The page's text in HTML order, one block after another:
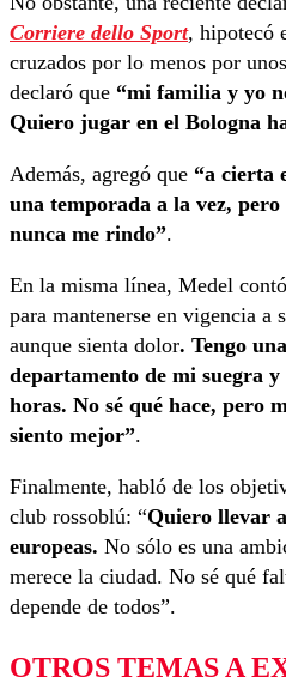
Corriere dello Sport, hipotecó
cruzados por lo menos por
declaró que “mi familia y yo
Quiero jugar en el Bologna
Además, agregó que “a cierta
una temporada a la vez,
nunca me rindo”.
En la misma línea, Medel
para mantenerse en vigencia a
aunque sienta dolor. Tengo
departamento de mi suegra
horas. No sé qué hace, pero
siento mejor”.
Finalmente, habló de los
club rossoblú: “Quiero llevar
europeas. No sólo es una
merece la ciudad. No sé qué
depende de todos”.
OTROS TEMAS A